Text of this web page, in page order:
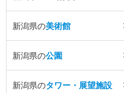
新潟県の美術館
新潟県の公園
新潟県のタワー・展望施設